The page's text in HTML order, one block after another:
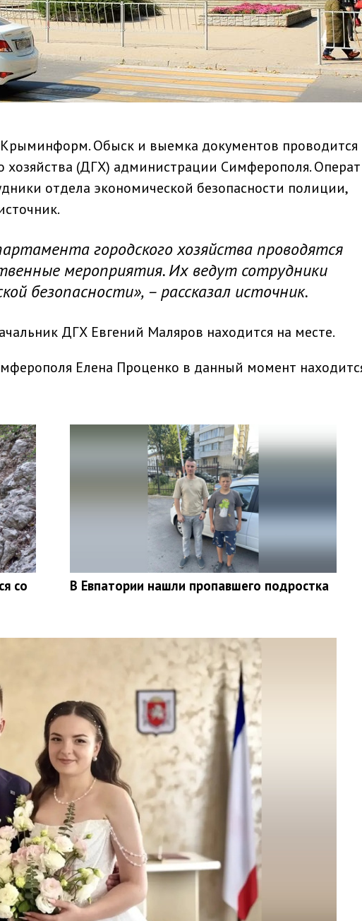
Обыск и выемка документов проводится
хозяйства (ДГХ) администрации Симферополя.
отдела экономической безопасности полиции,
городского хозяйства проводятся
мероприятия. Их ведут сотрудники
безопасности», – рассказал источник.
ДГХ Евгений Маляров находится на месте.
Елена Проценко в данный момент
со
В Евпатории нашли пропавшего подростка